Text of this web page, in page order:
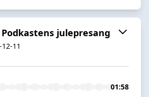
Podkastens julepresang
11
01:58